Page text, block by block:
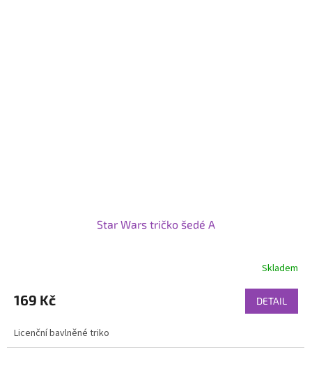
Star Wars tričko šedé A
Skladem
169 Kč DETAIL
Licenční bavlněné triko